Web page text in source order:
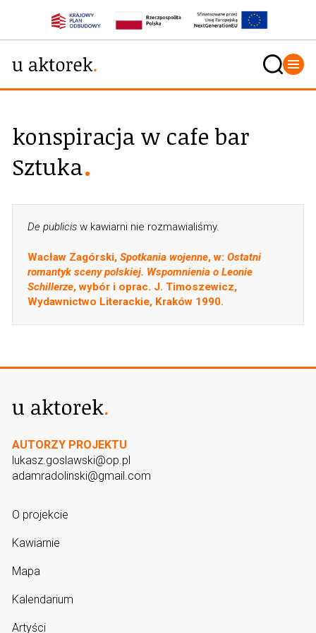
konspiracja w cafe bar
Sztuka
De publicis w kawiarni nie rozmawialiśmy.
Wacław Zagórski,Spotkania wojenne, w:Ostatni
romantyk sceny polskiej. Wspomnienia o Leonie
Schillerze, wybór i oprac. J. Timoszewicz,
Wydawnictwo Literackie, Kraków 1990.
AUTORZY PROJEKTU
lukasz.goslawski@op.pl
adamradolinski@gmail.com
O projekcie
Kawiarnie
Mapa
Kalendarium
Artyści